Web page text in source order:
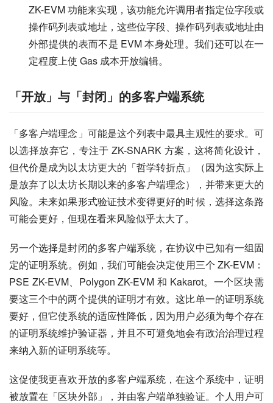
ZK-EVM 功能来实现，该功能允许调用者指定位字段或
操作码列表或地址，这些位字段、操作码列表或地址由
外部提供的表而不是 EVM 本身处理。我们还可以在一
定程度上使 Gas 成本开放编辑。
「开放」与「封闭」的多客户端系统
「多客户端理念」可能是这个列表中最具主观性的要求。可
以选择放弃它，专注于 ZK-SNARK 方案，这将简化设计，
但代价是成为以太坊更大的「哲学转折点」（因为这实际上
是放弃了以太坊长期以来的多客户端理念），并带来更大的
风险。未来如果形式验证技术变得更好的时候，选择这条路
可能会更好，但现在看来风险似乎太大了。
另一个选择是封闭的多客户端系统，在协议中已知有一组固
定的证明系统。例如，我们可能会决定使用三个 ZK-EVM：
PSE ZK-EVM、Polygon ZK-EVM 和 Kakarot。一个区块需
要这三个中的两个提供的证明才有效。这比单一的证明系统
要好，但它使系统的适应性降低，因为用户必须为每个存在
的证明系统维护验证器，并且不可避免地会有政治治理过程
来纳入新的证明系统等。
这促使我更喜欢开放的多客户端系统，在这个系统中，证明
被放置在「区块外部」，并由客户端单独验证。个人用户可